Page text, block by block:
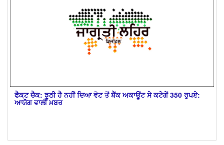
ਫੈਕਟ ਚੈਕ: ਝੂਠੀ ਹੈ ਨਹੀਂ ਦਿਆ ਵੋਟ ਤੋਂ ਬੈਂਕ ਅਕਾਊਂਟ ਸੇ ਕਟੇਗੇਂ 350 ਰੁਪਏ:
ਆਯੋਗ ਵਾਲੀ ਖ਼ਬਰ